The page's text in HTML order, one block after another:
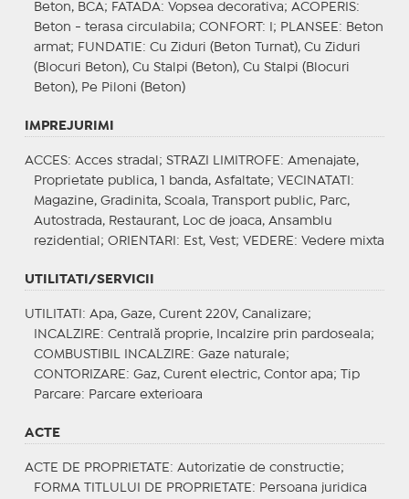
Beton, BCA; FATADA: Vopsea decorativa; ACOPERIS:
Beton - terasa circulabila; CONFORT : I; PLANSEE : Beton
armat; FUNDATIE : Cu Ziduri (Beton Turnat), Cu Ziduri
(Blocuri Beton), Cu Stalpi (Beton), Cu Stalpi (Blocuri
Beton), Pe Piloni (Beton)
IMPREJURIMI
ACCES: Acces stradal; STRAZI LIMITROFE : Amenajate,
Proprietate publica, 1 banda, Asfaltate; VECINATATI :
Magazine, Gradinita, Scoala, Transport public, Parc,
Autostrada, Restaurant, Loc de joaca, Ansamblu
rezidential; ORIENTARI : Est, Vest; VEDERE : Vedere mixta
UTILITATI/SERVICII
UTILITATI : Apa, Gaze, Curent 220V, Canalizare;
INCALZIRE : Centrală proprie, Incalzire prin pardoseala;
COMBUSTIBIL INCALZIRE : Gaze naturale;
CONTORIZARE : Gaz, Curent electric, Contor apa;
Tip
Parcare: Parcare exterioara
ACTE
ACTE DE PROPRIETATE : Autorizatie de constructie;
FORMA TITLULUI DE PROPRIETATE : Persoana juridica